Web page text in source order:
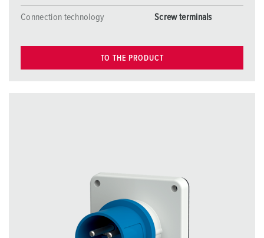
Connection technology Screw terminals
TO THE PRODUCT